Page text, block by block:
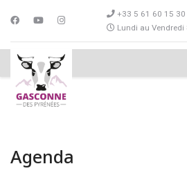
+33 5 61 60 15 30
Lundi au
Agenda